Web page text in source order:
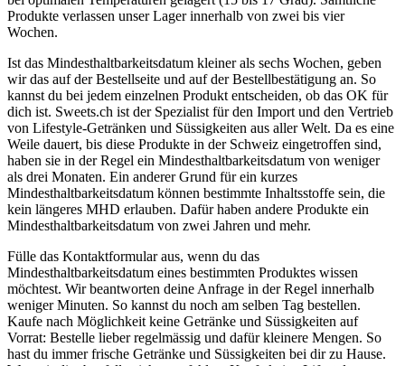
Produkte verlassen unser Lager innerhalb von zwei bis vier
Wochen.
Ist das Mindesthaltbarkeitsdatum kleiner als sechs Wochen, geben
wir das auf der Bestellseite und auf der Bestellbestätigung an. So
kannst du bei jedem einzelnen Produkt entscheiden, ob das OK für
dich ist. Sweets.ch ist der Spezialist für den Import und den Vertrieb
von Lifestyle-Getränken und Süssigkeiten aus aller Welt. Da es eine
Weile dauert, bis diese Produkte in der Schweiz eingetroffen sind,
haben sie in der Regel ein Mindesthaltbarkeitsdatum von weniger
als drei Monaten. Ein anderer Grund für ein kurzes
Mindesthaltbarkeitsdatum können bestimmte Inhaltsstoffe sein, die
kein längeres MHD erlauben. Dafür haben andere Produkte ein
Mindesthaltbarkeitsdatum von zwei Jahren und mehr.
Fülle das Kontaktformular aus, wenn du das
Mindesthaltbarkeitsdatum eines bestimmten Produktes wissen
möchtest. Wir beantworten deine Anfrage in der Regel innerhalb
weniger Minuten. So kannst du noch am selben Tag bestellen.
Kaufe nach Möglichkeit keine Getränke und Süssigkeiten auf
Vorrat: Bestelle lieber regelmässig und dafür kleinere Mengen. So
hast du immer frische Getränke und Süssigkeiten bei dir zu Hause.